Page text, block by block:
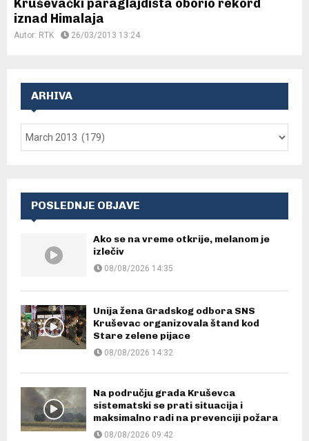
Kruševački paraglajdista oborio rekord
iznad Himalaja
Autor: RTK 26/03/2013 13:24
ARHIVA
POSLEDNJE OBJAVE
Ako se na vreme otkrije, melanom je
izlečiv
08/08/2026 14:35
Unija žena Gradskog odbora SNS
Kruševac organizovala štand kod
Stare zelene pijace
08/08/2026 14:32
Na području grada Kruševca
sistematski se prati situacija i
maksimalno radi na prevenciji požara
08/08/2026 09:42